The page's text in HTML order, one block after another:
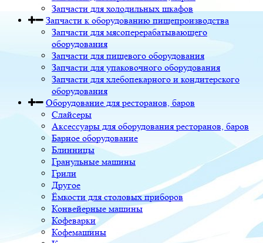
Запчасти для холодильных шкафов
Запчасти к оборудованию пищепроизводства
Запчасти для мясоперерабатывающего
оборудования
Запчасти для пищевого оборудования
Запчасти для упаковочного оборудования
Запчасти для хлебопекарного и кондитерского
оборудования
Оборудование для ресторанов, баров
Слайсеры
Аксессуары для оборудования ресторанов, баров
Барное оборудование
Блинницы
Гранульные машины
Грили
Другое
Ёмкости для столовых приборов
Конвейерные машины
Кофеварки
Кофемашины